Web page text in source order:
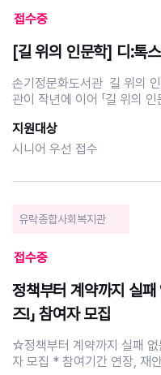
프로그램 참여 시 홍보에 활
수 있습니다. ※ 문의 02-
접수중
[길 위의 인문학] 디:톡
손기정문화도서관 길 위의 인문학 <
관이 작년에 이어 「길 위의
서적 해독을 체험하고, '예술
학 프로그램을 준비하였습니다. 이번 모집 차시는 시니어 이용
의 인생을 음악과 연결 시켜
뇌 건강교실> 많은 관심과 참여 부탁드립니다! 8.12.(수) 19시 그
시절, 그 노래: '음악으로 시간을 기록하다' -
나의 시간에 새겨진 음악 그래프 작
사를 활용한 인지능력 향상 - 리듬과 박자 활동으로 운동영역 향상
1. 일 시 : 2026. 8.12.(수),
관 1층 라운지 3. 대 상 : 성
4. 신 청 : 중구구립도서관
2230-2957 ※ 총 10회차 강의중 일부 모집 안내입니다. 이후 차시
지원대상
시니어 우선 접수
유락종합사회복지관
접수중
정책부터 계약까지 실패
즈!」 참여자 모집
☆정책부터 계약까지 실패 없
자 모집 * 참여기간 연장, 재안내 * 혼자 집 구하기 막막하셨나요?